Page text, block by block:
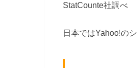
StatCounte社調べ
日本ではYahoo!の